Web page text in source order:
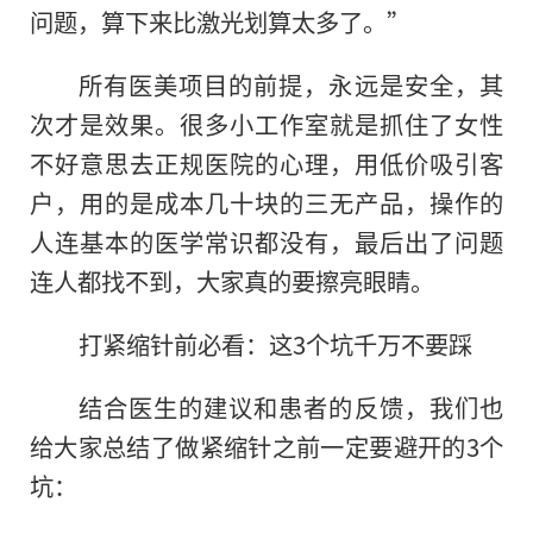
问题，算下来比激光划算太多了。”
所有医美项目的前提，永远是安全，其
次才是效果。很多小工作室就是抓住了女性
不好意思去正规医院的心理，用低价吸引客
户，用的是成本几十块的三无产品，操作的
人连基本的医学常识都没有，最后出了问题
连人都找不到，大家真的要擦亮眼睛。
打紧缩针前必看：这3个坑千万不要踩
结合医生的建议和患者的反馈，我们也
给大家总结了做紧缩针之前一定要避开的3个
坑：